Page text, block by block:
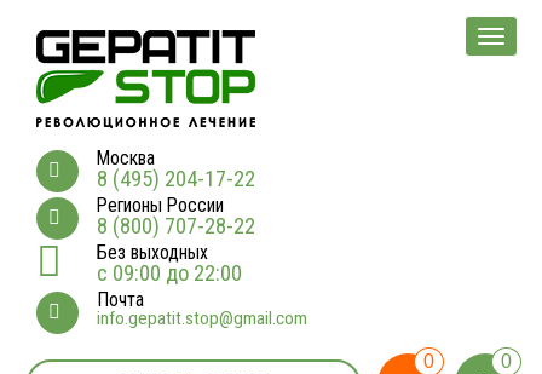
Москва
8 (495) 204-17-22
Регионы России
8 (800) 707-28-22
Без выходных
с 09:00 до 22:00
Почта
info.gepatit.stop@gmail.com
0 0